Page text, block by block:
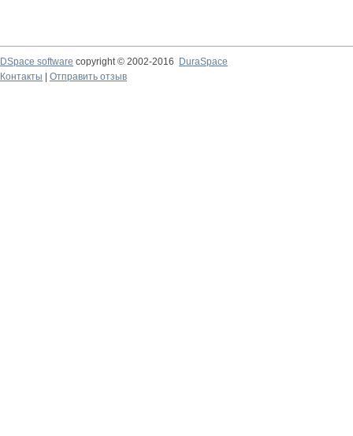
DSpace software copyright © 2002-2016
DuraSpace
Контакты
Отправить отзыв